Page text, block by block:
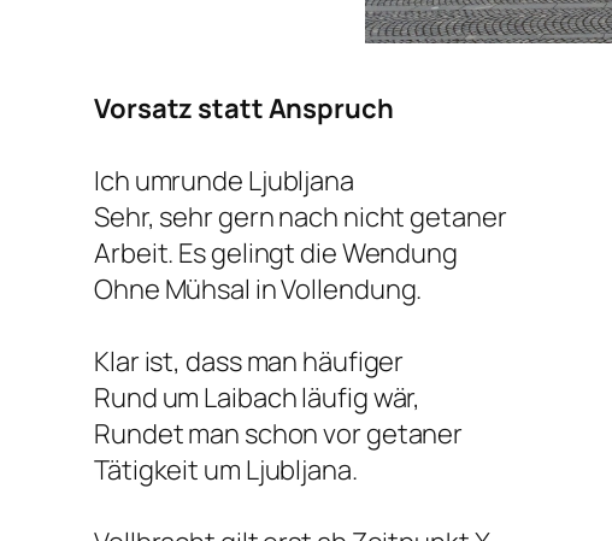
Vorsatz statt Anspruch
Ich umrunde Ljubljana
Sehr, sehr gern nach nicht getaner
Arbeit. Es gelingt die Wendung
Ohne Mühsal in Vollendung.
Klar ist, dass man häufiger
Rund um Laibach läufig wär,
Rundet man schon vor getaner
Tätigkeit um Ljubljana.